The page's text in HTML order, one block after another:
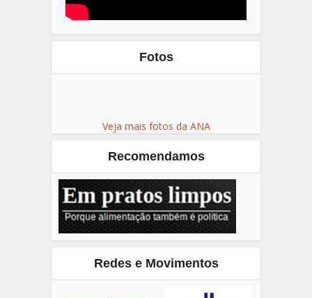
Fotos
Veja mais fotos da ANA
Recomendamos